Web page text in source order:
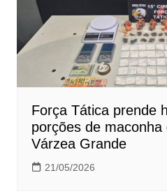
Força Tática prende
porções de
Várzea Grande
21/05/2026